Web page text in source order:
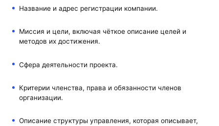
Название и адрес регистрации компании.
Миссия и цели, включая чёткое описание целей и
методов их достижения.
Сфера деятельности проекта.
Критерии членства, права и обязанности членов
организации.
Описание структуры управления, которая описывает,